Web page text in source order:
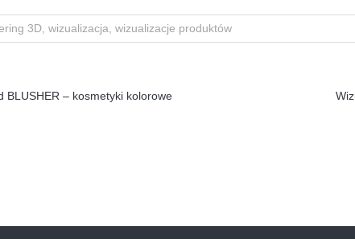
3D, wizualizacja, wizualizacje produktów
BLUSHER – kosmetyki kolorowe